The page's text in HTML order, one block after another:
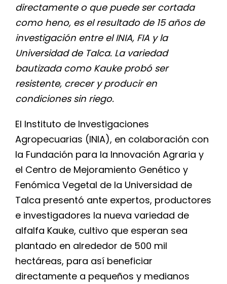
directamente o que puede ser cortada
como heno, es el resultado de 15 años de
investigación entre el INIA, FIA y la
Universidad de Talca. La variedad
bautizada como Kauke probó ser
resistente, crecer y producir en
condiciones sin riego.
El Instituto de Investigaciones
Agropecuarias (INIA), en colaboración con
la Fundación para la Innovación Agraria y
el Centro de Mejoramiento Genético y
Fenómica Vegetal de la Universidad de
Talca presentó ante expertos, productores
e investigadores la nueva variedad de
alfalfa Kauke, cultivo que esperan sea
plantado en alrededor de 500 mil
hectáreas, para así beneficiar
directamente a pequeños y medianos